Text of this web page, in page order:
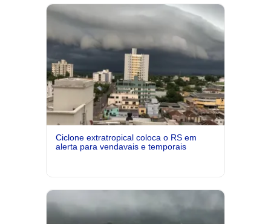
Ciclone extratropical coloca o RS em
alerta para vendavais e temporais